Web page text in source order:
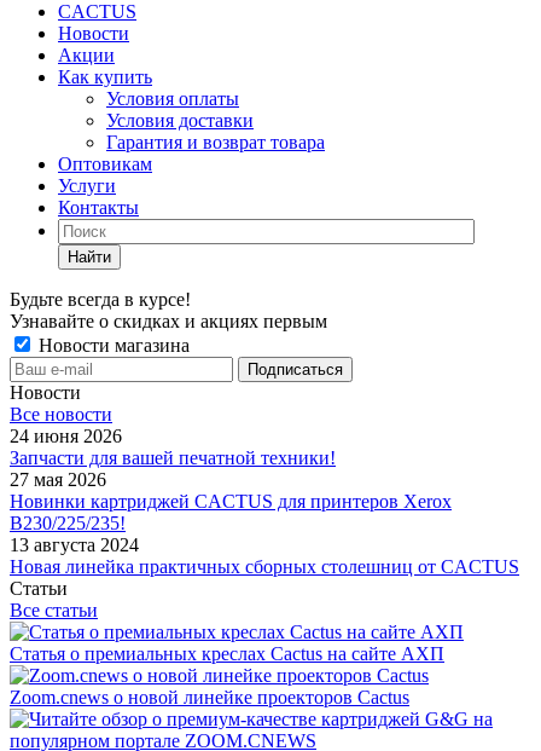
CACTUS
Новости
Акции
Как купить
Условия оплаты
Условия доставки
Гарантия и возврат товара
Оптовикам
Услуги
Контакты
Найти
Будьте всегда в курсе!
Узнавайте о скидках и акциях первым
Новости магазина
Новости
Все новости
24 июня 2026
Запчасти для вашей печатной техники!
27 мая 2026
Новинки картриджей CACTUS для принтеров Xerox
B230/225/235!
13 августа 2024
Новая линейка практичных сборных столешниц от CACTUS
Статьи
Все статьи
Статья о премиальных креслах Cactus на сайте АХП
Zoom.cnews о новой линейке проекторов Cactus